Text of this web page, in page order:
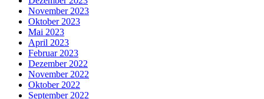
November 2023
Oktober 2023
Mai 2023
April 2023
Februar 2023
Dezember 2022
November 2022
Oktober 2022
September 2022